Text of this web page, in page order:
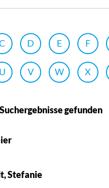
D E F
U V W X
gefunden
Stefanie